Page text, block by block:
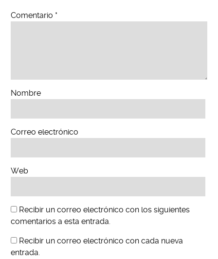
Comentario *
Nombre
Correo electrónico
Web
Recibir un correo electrónico con los siguientes
comentarios a esta entrada.
Recibir un correo electrónico con cada nueva
entrada.